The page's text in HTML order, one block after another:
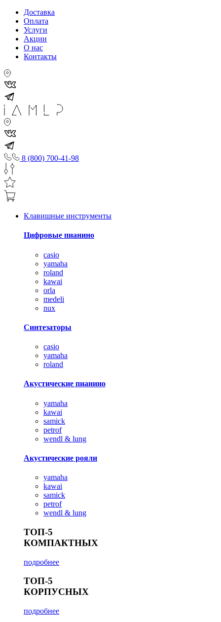
Доставка
Оплата
Услуги
Акции
О нас
Контакты
8 (800) 700-41-98
Клавишные инструменты
Цифровые пианино
casio
yamaha
roland
kawai
orla
medeli
nux
Синтезаторы
casio
yamaha
roland
Акустические пианино
yamaha
kawai
samick
petrof
wendl & lung
Акустические рояли
yamaha
kawai
samick
petrof
wendl & lung
ТОП-5
КОМПАКТНЫХ
подробнее
ТОП-5
КОРПУСНЫХ
подробнее